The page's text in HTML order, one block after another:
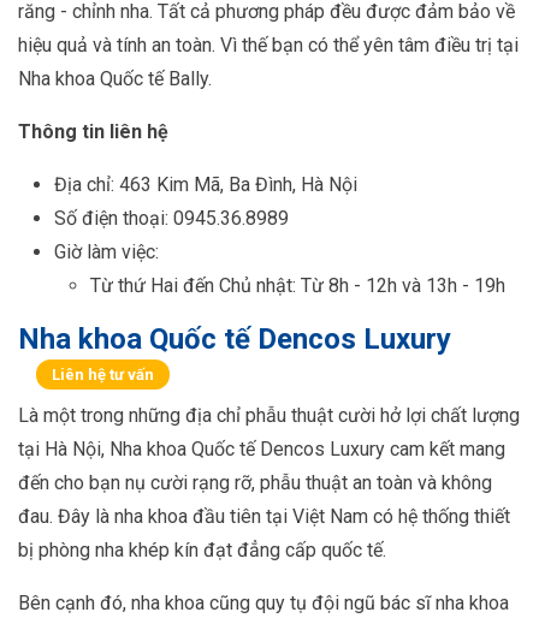
răng - chỉnh nha. Tất cả phương pháp đều được đảm bảo về
hiệu quả và tính an toàn. Vì thế bạn có thể yên tâm điều trị tại
Nha khoa Quốc tế Bally.
Thông tin liên hệ
Địa chỉ: 463 Kim Mã, Ba Đình, Hà Nội
Số điện thoại: 0945.36.8989
Giờ làm việc:
Từ thứ Hai đến Chủ nhật: Từ 8h - 12h và 13h - 19h
Nha khoa Quốc tế Dencos Luxury
Liên hệ tư vấn
Là một trong những địa chỉ phẫu thuật cười hở lợi chất lượng
tại Hà Nội, Nha khoa Quốc tế Dencos Luxury cam kết mang
đến cho bạn nụ cười rạng rỡ, phẫu thuật an toàn và không
đau. Đây là nha khoa đầu tiên tại Việt Nam có hệ thống thiết
bị phòng nha khép kín đạt đẳng cấp quốc tế.
Bên cạnh đó, nha khoa cũng quy tụ đội ngũ bác sĩ nha khoa